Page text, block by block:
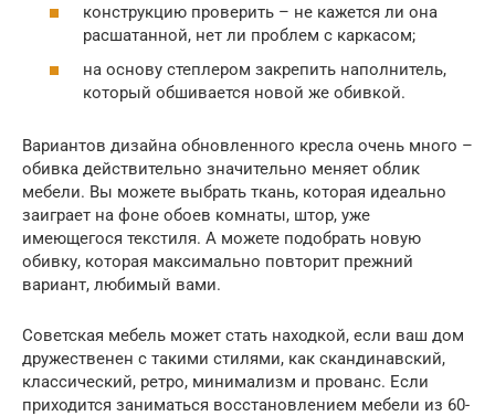
конструкцию проверить – не кажется ли она
расшатанной, нет ли проблем с каркасом;
на основу степлером закрепить наполнитель,
который обшивается новой же обивкой.
Вариантов дизайна обновленного кресла очень много –
обивка действительно значительно меняет облик
мебели. Вы можете выбрать ткань, которая идеально
заиграет на фоне обоев комнаты, штор, уже
имеющегося текстиля. А можете подобрать новую
обивку, которая максимально повторит прежний
вариант, любимый вами.
Советская мебель может стать находкой, если ваш дом
дружественен с такими стилями, как скандинавский,
классический, ретро, минимализм и прованс. Если
приходится заниматься восстановлением мебели из 60-